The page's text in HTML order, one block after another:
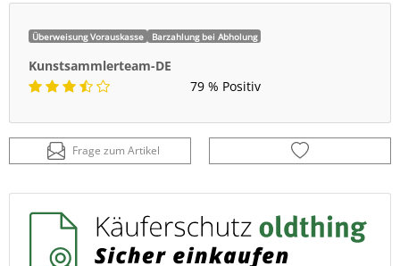
Überweisung Vorauskasse Barzahlung bei Abholung
Kunstsammlerteam-DE
79 % Positiv
Frage zum Artikel